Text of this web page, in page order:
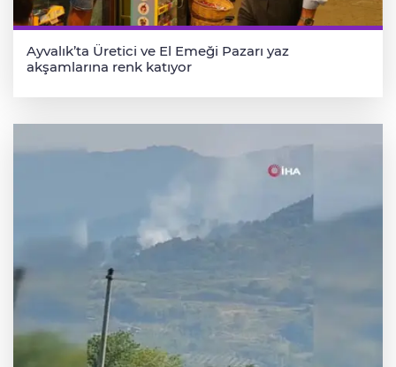
Ayvalık’ta Üretici ve El Emeği Pazarı yaz
akşamlarına renk katıyor